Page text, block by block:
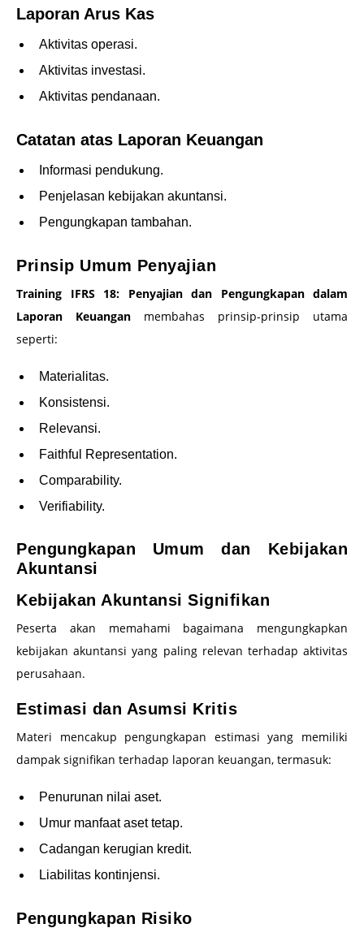
Laporan Arus Kas
Aktivitas operasi.
Aktivitas investasi.
Aktivitas pendanaan.
Catatan atas Laporan Keuangan
Informasi pendukung.
Penjelasan kebijakan akuntansi.
Pengungkapan tambahan.
Prinsip Umum Penyajian
Training IFRS 18: Penyajian dan Pengungkapan dalam
Laporan Keuangan membahas prinsip-prinsip utama
seperti:
Materialitas.
Konsistensi.
Relevansi.
Faithful Representation.
Comparability.
Verifiability.
Pengungkapan Umum dan Kebijakan
Akuntansi
Kebijakan Akuntansi Signifikan
Peserta akan memahami bagaimana mengungkapkan
kebijakan akuntansi yang paling relevan terhadap aktivitas
perusahaan.
Estimasi dan Asumsi Kritis
Materi mencakup pengungkapan estimasi yang memiliki
dampak signifikan terhadap laporan keuangan, termasuk:
Penurunan nilai aset.
Umur manfaat aset tetap.
Cadangan kerugian kredit.
Liabilitas kontinjensi.
Pengungkapan Risiko